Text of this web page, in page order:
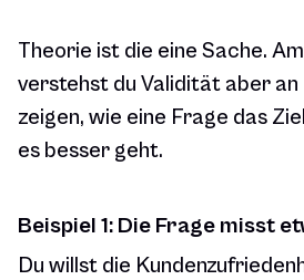
Theorie ist die eine Sache.
verstehst du Validität aber an
zeigen, wie eine Frage das
es besser geht.
Beispiel 1: Die Frage misst
Du willst die